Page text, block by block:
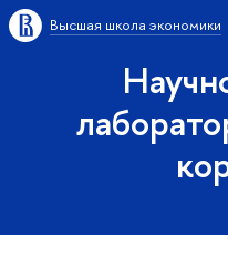
Высшая школа экономики